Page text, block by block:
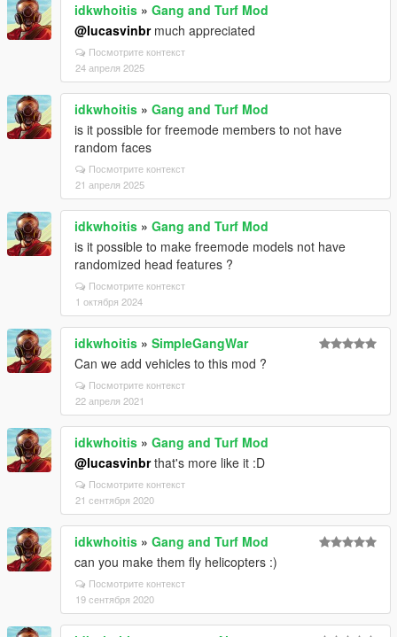
idkwhoitis » Gang and Turf Mod
@lucasvinbrmuch appreciated
Посмотрите контекст
24 апреля 2025
idkwhoitis » Gang and Turf Mod
is it possible for freemode members to not have
random faces
Посмотрите контекст
21 апреля 2025
idkwhoitis » Gang and Turf Mod
is it possible to make freemode models not have
randomized head features ?
Посмотрите контекст
1 октября 2024
idkwhoitis » SimpleGangWar
Can we add vehicles to this mod ?
Посмотрите контекст
22 апреля 2021
idkwhoitis » Gang and Turf Mod
@lucasvinbrthat's more like it :D
Посмотрите контекст
21 сентября 2020
idkwhoitis » Gang and Turf Mod
can you make them fly helicopters :)
Посмотрите контекст
19 сентября 2020